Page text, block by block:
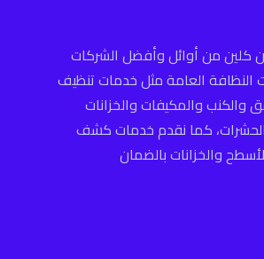
كلين من أوائل وأفضل الشركات
النظافة العامة مثل خدمات تنظيف
والكنب والمكيفات والخزانات
كما نقدم خدمات كشف
والخزانات بالضمان